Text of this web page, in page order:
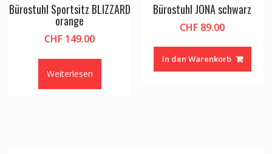
Bürostuhl Sportsitz BLIZZARD
orange
CHF 149.00
Weiterlesen
Bürostuhl JONA schwarz
CHF 89.00
In den Warenkorb